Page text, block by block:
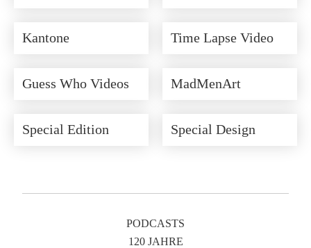
Kantone Time Lapse Video
Guess Who Videos MadMenArt
Special Edition Special Design
PODCASTS
120 JAHRE